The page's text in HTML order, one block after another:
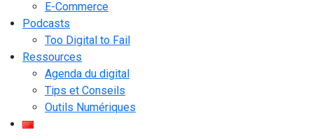
E-Commerce
Podcasts
Too Digital to Fail
Ressources
Agenda du digital
Tips et Conseils
Outils Numériques